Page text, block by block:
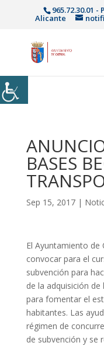
965.72.30.01
Alicante
BASES
Sep 15, 2017|
El Ayuntamiento de
convocar para el
subvención para
de la adquisición
para fomentar el
habitantes. Las
régimen de
de subvención y se